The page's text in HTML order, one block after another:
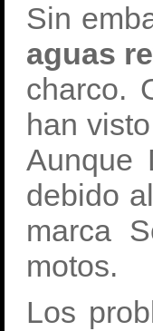
Sin
aguas
charco.
han
Aunque
debido
marca
motos.
Los